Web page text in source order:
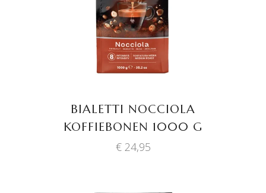
BIALETTI NOCCIOLA
KOFFIEBONEN 1000 G
€24,95